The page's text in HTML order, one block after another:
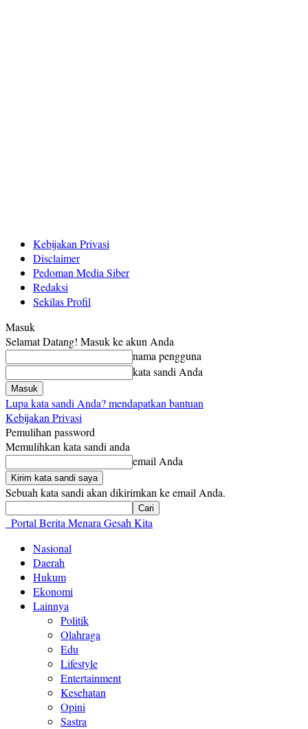
Kebijakan Privasi
Disclaimer
Pedoman Media Siber
Redaksi
Sekilas Profil
Masuk
Selamat Datang! Masuk ke akun Anda
nama pengguna
kata sandi Anda
Lupa kata sandi Anda? mendapatkan bantuan
Kebijakan Privasi
Pemulihan password
Memulihkan kata sandi anda
email Anda
Sebuah kata sandi akan dikirimkan ke email Anda.
Portal Berita Menara Gesah Kita
Nasional
Daerah
Hukum
Ekonomi
Lainnya
Politik
Olahraga
Edu
Lifestyle
Entertainment
Kesehatan
Opini
Sastra